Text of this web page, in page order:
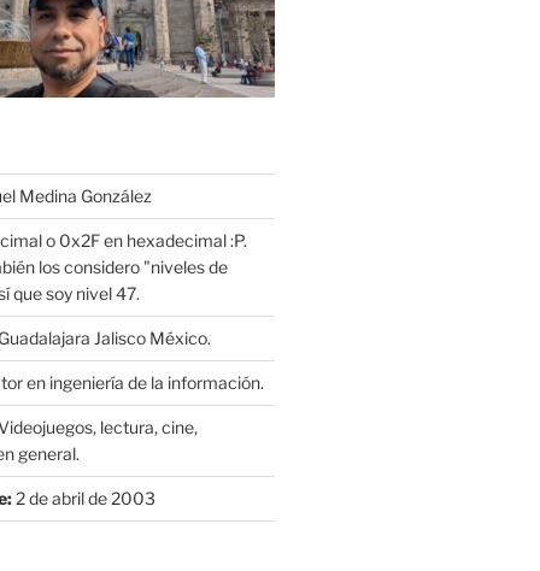
Medina González
o 0x2F en hexadecimal :P.
los considero "niveles de
que soy nivel 47.
Jalisco México.
en ingeniería de la información.
lectura, cine,
general.
2 de abril de 2003